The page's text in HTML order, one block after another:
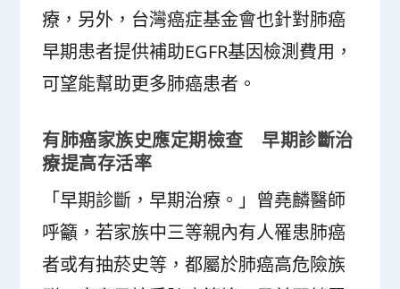
療，另外，台灣癌症基金會也針對肺癌
早期患者提供補助EGFR基因檢測費用，
可望能幫助更多肺癌患者。
有肺癌家族史應定期檢查 早期診斷治
療提高存活率
「早期診斷，早期治療。」曾堯麟醫師
呼籲，若家族中三等親內有人罹患肺癌
者或有抽菸史等，都屬於肺癌高危險族